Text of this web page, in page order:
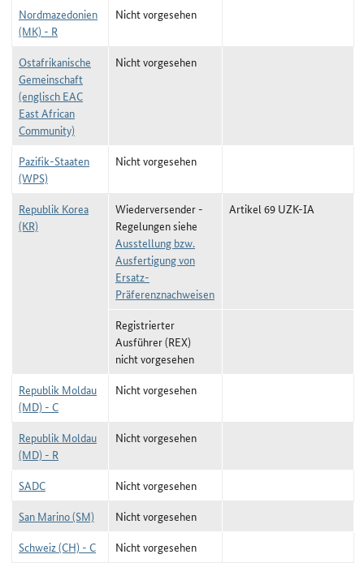
Nordmazedonien
(MK) - R
Nicht vorgesehen
Ostafrikanische
Gemeinschaft
(englisch EAC
East African
Community)
Nicht vorgesehen
Pazifik-Staaten
(WPS)
Nicht vorgesehen
Republik Korea
(KR)
Wiederversender -
Regelungen siehe
Ausstellung bzw.
Ausfertigung von
Ersatz-
Präferenznachweisen
Artikel 69 UZK-IA
Registrierter
Ausführer (REX)
nicht vorgesehen
Republik Moldau
(MD) - C
Nicht vorgesehen
Republik Moldau
(MD) - R
Nicht vorgesehen
SADC
Nicht vorgesehen
San Marino (SM)
Nicht vorgesehen
Schweiz (CH) - C
Nicht vorgesehen